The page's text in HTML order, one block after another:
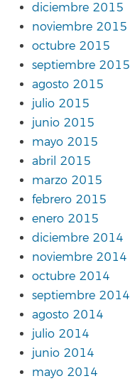
diciembre 2015
noviembre 2015
octubre 2015
septiembre 2015
agosto 2015
julio 2015
junio 2015
mayo 2015
abril 2015
marzo 2015
febrero 2015
enero 2015
diciembre 2014
noviembre 2014
octubre 2014
septiembre 2014
agosto 2014
julio 2014
junio 2014
mayo 2014